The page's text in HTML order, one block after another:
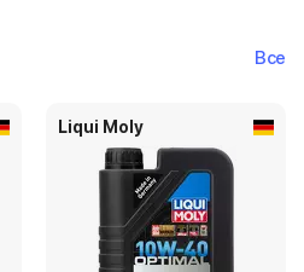
Все
Liqui Moly